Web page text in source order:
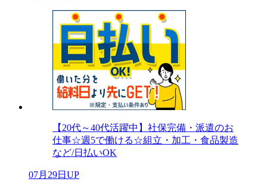
【20代～40代活躍中】社保完備・派遣のお
仕事☆週5で働ける☆組立・加工・食品製造
など/日払いOK
07月29日UP